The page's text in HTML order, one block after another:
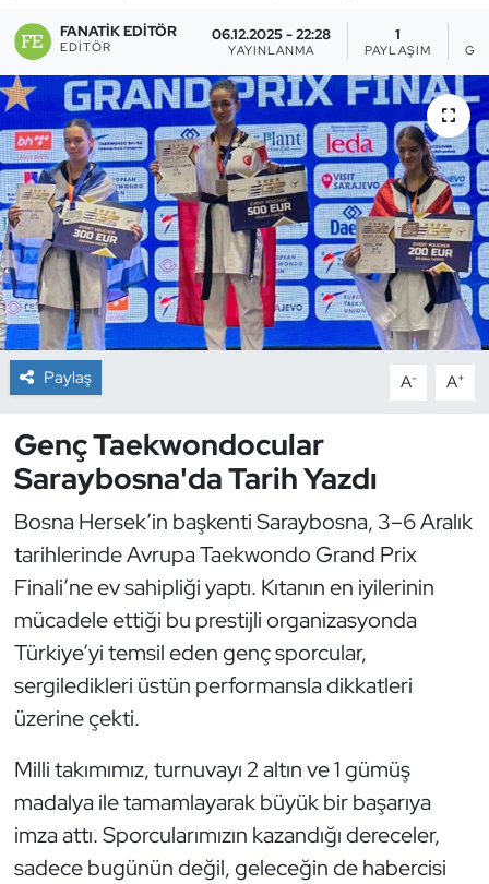
FANATIK EDITÖR
EDITÖR
06.12.2025 - 22:28
YAYINLANMA
1
PAYLAŞIM
Paylaş A- A+
Genç Taekwondocular
Saraybosna'da Tarih Yazdı
Bosna Hersek’in başkenti Saraybosna, 3–6 Aralık
tarihlerinde Avrupa Taekwondo Grand Prix
Finali’ne ev sahipliği yaptı. Kıtanın en iyilerinin
mücadele ettiği bu prestijli organizasyonda
Türkiye’yi temsil eden genç sporcular,
sergiledikleri üstün performansla dikkatleri
üzerine çekti.
Milli takımımız, turnuvayı 2 altın ve 1 gümüş
madalya ile tamamlayarak büyük bir başarıya
imza attı. Sporcularımızın kazandığı dereceler,
sadece bugünün değil, geleceğin de habercisi
Briç
Buz Hokeyi
Buz Pateni
Çim Hokeyi
Cimnastik
Curling
Dağcılık
Dövüş Sanatı
E-Spor
Eskrim
Futbol
Futsal
Golf
Güreş